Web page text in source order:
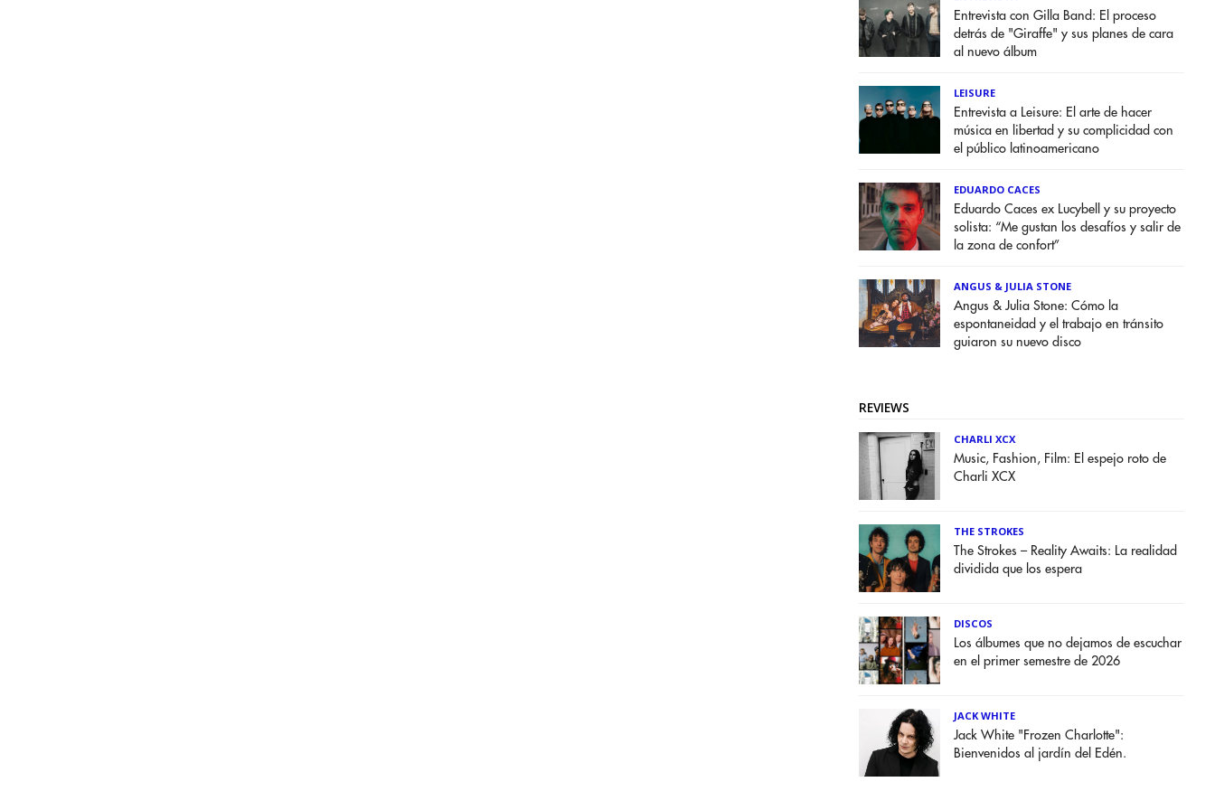
Entrevista con Gilla Band: El proceso
detrás de "Giraffe" y sus planes de cara
al nuevo álbum
LEISURE
Entrevista a Leisure: El arte de hacer
música en libertad y su complicidad con
el público latinoamericano
EDUARDO CACES
Eduardo Caces ex Lucybell y su proyecto
solista: “Me gustan los desafíos y salir de
la zona de confort”
ANGUS & JULIA STONE
Angus & Julia Stone: Cómo la
espontaneidad y el trabajo en tránsito
guiaron su nuevo disco
REVIEWS
CHARLI XCX
Music, Fashion, Film: El espejo roto de
Charli XCX
THE STROKES
The Strokes – Reality Awaits: La realidad
dividida que los espera
DISCOS
Los álbumes que no dejamos de escuchar
en el primer semestre de 2026
JACK WHITE
Jack White "Frozen Charlotte":
Bienvenidos al jardín del Edén.